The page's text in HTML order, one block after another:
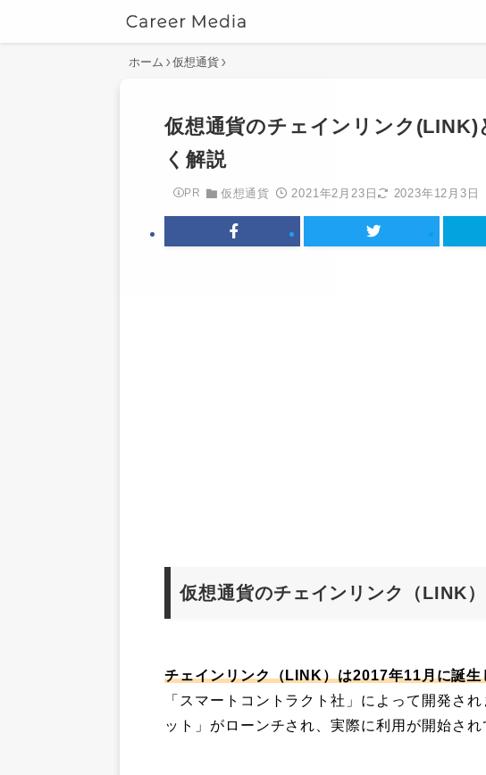
ホーム 仮想通貨
仮想通貨のチェインリンク
く解説
PR 仮想通貨 2021年2月23日 2023年12月3日
仮想通貨のチェインリンク（LINK
チェインリンク（LINK）は2017年11月に誕生
「スマートコントラクト社」によって開発さ
ット」がローンチされ、実際に利用が開始され